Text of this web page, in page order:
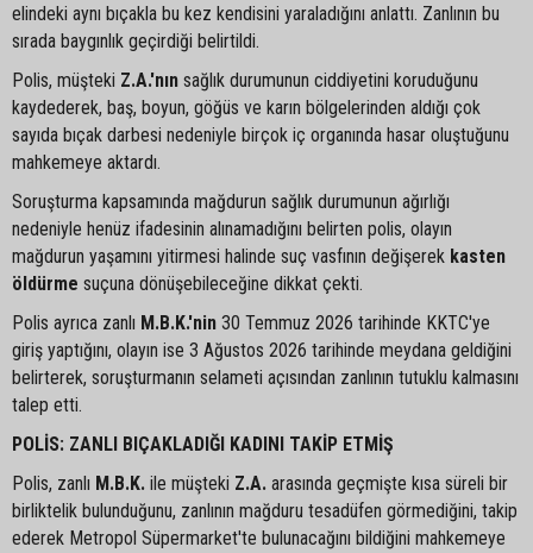
elindeki aynı bıçakla bu kez kendisini yaraladığını anlattı. Zanlının bu
sırada baygınlık geçirdiği belirtildi.
Polis, müşteki Z.A.'nın sağlık durumunun ciddiyetini koruduğunu
kaydederek, baş, boyun, göğüs ve karın bölgelerinden aldığı çok
sayıda bıçak darbesi nedeniyle birçok iç organında hasar oluştuğunu
mahkemeye aktardı.
Soruşturma kapsamında mağdurun sağlık durumunun ağırlığı
nedeniyle henüz ifadesinin alınamadığını belirten polis, olayın
mağdurun yaşamını yitirmesi halinde suç vasfının değişerek kasten
öldürme suçuna dönüşebileceğine dikkat çekti.
Polis ayrıca zanlı M.B.K.'nin 30 Temmuz 2026 tarihinde KKTC'ye
giriş yaptığını, olayın ise 3 Ağustos 2026 tarihinde meydana geldiğini
belirterek, soruşturmanın selameti açısından zanlının tutuklu kalmasını
talep etti.
POLİS: ZANLI BIÇAKLADIĞI KADINI TAKİP ETMİŞ
Polis, zanlı M.B.K. ile müşteki Z.A. arasında geçmişte kısa süreli bir
birliktelik bulunduğunu, zanlının mağduru tesadüfen görmediğini, takip
ederek Metropol Süpermarket'te bulunacağını bildiğini mahkemeye